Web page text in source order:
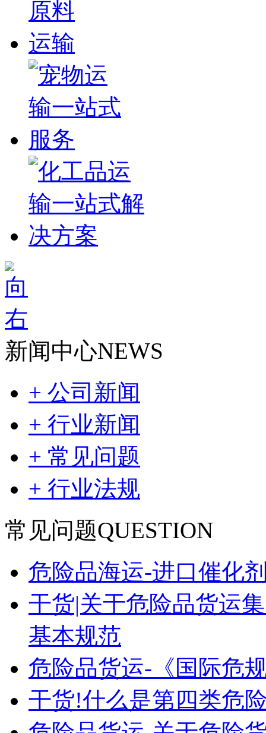
新闻中心NEWS
+ 公司新闻
+ 行业新闻
+ 常见问题
+ 行业法规
常见问题QUESTION
危险品海运-进口催化
干货|关于危险品货运
基本规范
危险品货运-《国际危
干货!什么是第四类危